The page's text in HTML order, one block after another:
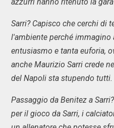
Sarri? Capisco che cerchi di
l'ambiente perché immagino
entusiasmo e tanta euforia,
anche Maurizio Sarri crede
del Napoli sta stupendo tutti.
Passaggio da Benitez a
per il gioco da Sarri, i